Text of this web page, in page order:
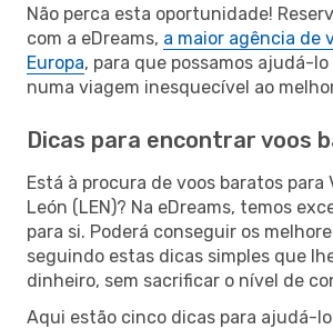
Não perca esta oportunidade!
com a eDreams, a maior agência de
Europa, para que possamos ajudá-
numa viagem inesquecível ao
Dicas para encontrar voos
Está à procura de voos baratos para
León (LEN)? Na eDreams, temos
para si. Poderá conseguir os
seguindo estas dicas simples que
dinheiro, sem sacrificar o nível de
Aqui estão cinco dicas para ajudá-lo